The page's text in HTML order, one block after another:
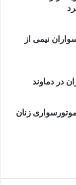
نیمی از
در دماوند
زنان